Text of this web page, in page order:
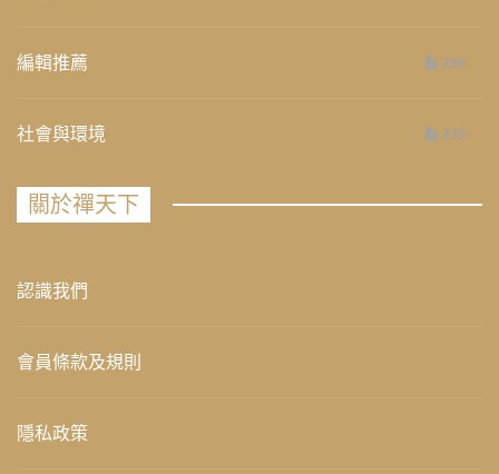
編輯推薦 236
社會與環境 235
關於禪天下
認識我們
會員條款及規則
隱私政策